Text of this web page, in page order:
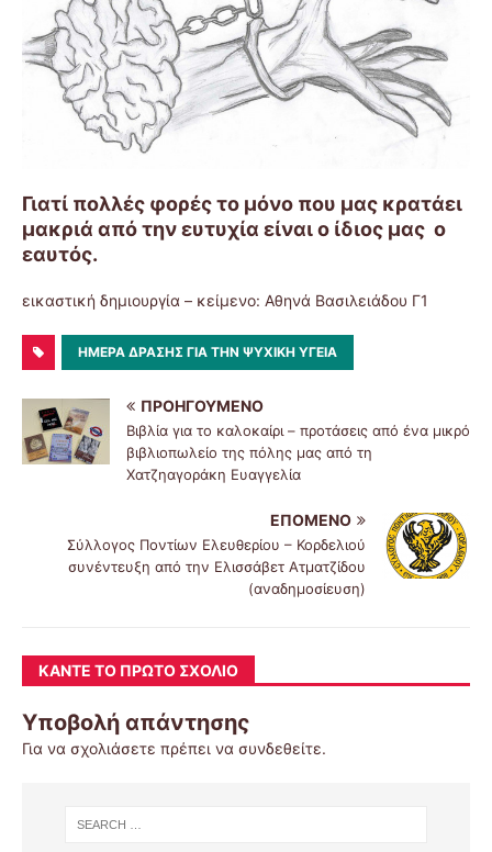
Γιατί πολλές φορές το μόνο που μας κρατάει
μακριά από την ευτυχία είναι ο ίδιος μας ο
εαυτός.
εικαστική δημιουργία – κείμενο: Αθηνά Βασιλειάδου Γ1
ΗΜΈΡΑ ΔΡΆΣΗΣ ΓΙΑ ΤΗΝ ΨΥΧΙΚΉ ΥΓΕΊΑ
ΠΡΟΗΓΟΎΜΕΝΟ
Βιβλία για το καλοκαίρι – προτάσεις από ένα μικρό
βιβλιοπωλείο της πόλης μας από τη
Χατζηαγοράκη Ευαγγελία
ΕΠΌΜΕΝΟ
Σύλλογος Ποντίων Ελευθερίου – Κορδελιού
συνέντευξη από την Ελισσάβετ Ατματζίδου
(αναδημοσίευση)
ΚΆΝΤΕ ΤΟ ΠΡΏΤΟ ΣΧΌΛΙΟ
Υποβολή απάντησης
Για να σχολιάσετε πρέπει να συνδεθείτε.